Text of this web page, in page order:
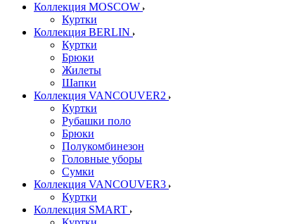
Коллекция MOSCOW
Куртки
Коллекция BERLIN
Куртки
Брюки
Жилеты
Шапки
Коллекция VANCOUVER2
Куртки
Рубашки поло
Брюки
Полукомбинезон
Головные уборы
Сумки
Коллекция VANCOUVER3
Куртки
Коллекция SMART